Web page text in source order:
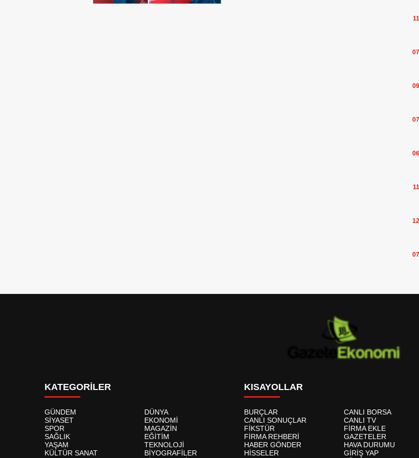
KATEGORİLER
GÜNDEM
DÜNYA
SİYASET
EKONOMİ
SPOR
MAGAZİN
SAĞLIK
EĞİTİM
YAŞAM
TEKNOLOJİ
KÜLTÜR SANAT
BİYOGRAFİLER
KISAYOLLAR
BURÇLAR
CANLI BORSA
CANLI SONUÇLAR
CANLI TV
FİKSTÜR
FİRMA EKLE
FİRMA REHBERİ
GAZETELER
HABER GÖNDER
HAVA DURUMU
HİSSELER
GİRİŞ YAP